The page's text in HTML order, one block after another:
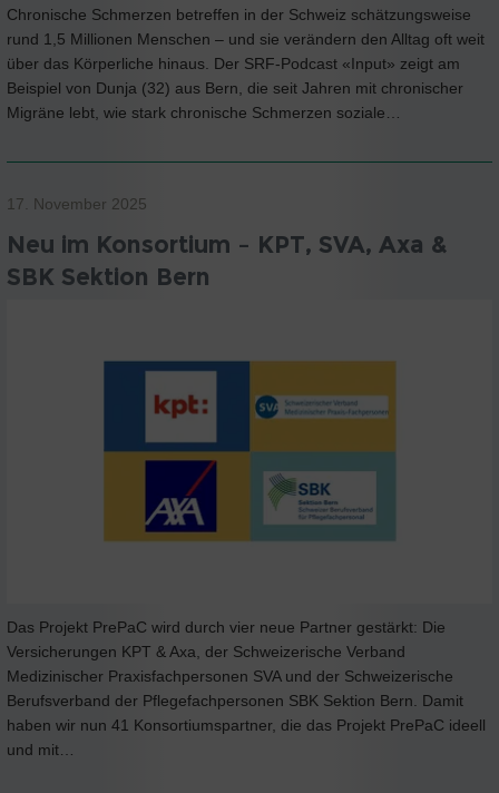
Chronische Schmerzen betreffen in der Schweiz schätzungsweise
rund 1,5 Millionen Menschen – und sie verändern den Alltag oft weit
über das Körperliche hinaus. Der SRF-Podcast «Input» zeigt am
Beispiel von Dunja (32) aus Bern, die seit Jahren mit chronischer
Migräne lebt, wie stark chronische Schmerzen soziale…
17. November 2025
Neu im Konsortium – KPT, SVA, Axa &
SBK Sektion Bern
Das Projekt PrePaC wird durch vier neue Partner gestärkt: Die
Versicherungen KPT & Axa, der Schweizerische Verband
Medizinischer Praxisfachpersonen SVA und der Schweizerische
Berufsverband der Pflegefachpersonen SBK Sektion Bern. Damit
haben wir nun 41 Konsortiumspartner, die das Projekt PrePaC ideell
und mit…